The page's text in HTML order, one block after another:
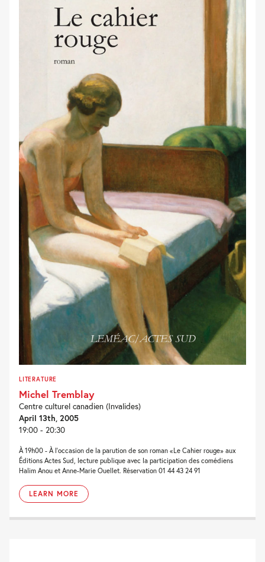
LITERATURE
Michel Tremblay
Centre culturel canadien (Invalides)
April 13th, 2005
19:00 - 20:30
À 19h00 - À l'occasion de la parution de son roman «Le Cahier rouge» aux
Éditions Actes Sud, lecture publique avec la participation des comédiens
Halim Anou et Anne-Marie Ouellet. Réservation 01 44 43 24 91
LEARN MORE